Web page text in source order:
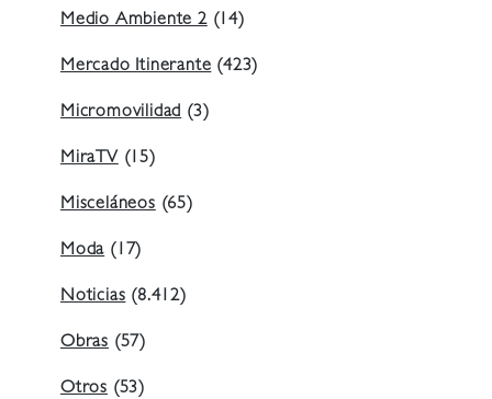
Medio Ambiente 2(14)
Mercado Itinerante (423)
Micromovilidad (3)
MiraTV (15)
Misceláneos (65)
Moda (17)
Noticias (8.412)
Obras (57)
Otros (53)